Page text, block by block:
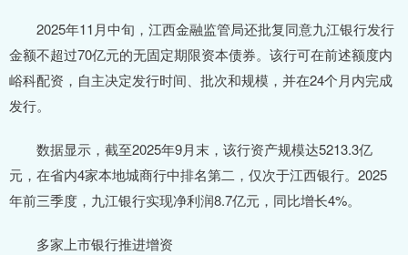
2025年11月中旬，江西金融监管局还批复同意九江银行发行
金额不超过70亿元的无固定期限资本债券。该行可在前述额度内
峪科配资，自主决定发行时间、批次和规模，并在24个月内完成
发行。
数据显示，截至2025年9月末，该行资产规模达5213.3亿
元，在省内4家本地城商行中排名第二，仅次于江西银行。2025
年前三季度，九江银行实现净利润8.7亿元，同比增长4%。
多家上市银行推进增资